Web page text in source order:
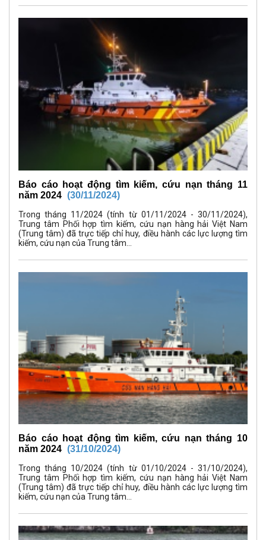
Báo cáo hoạt động tìm kiếm, cứu nạn tháng 11
năm 2024 (30/11/2024)
Trong tháng 11/2024 (tính từ 01/11/2024 - 30/11/2024),
Trung tâm Phối hợp tìm kiếm, cứu nạn hàng hải Việt Nam
(Trung tâm) đã trực tiếp chỉ huy, điều hành các lực lượng tìm
kiếm, cứu nạn của Trung tâm...
Báo cáo hoạt động tìm kiếm, cứu nạn tháng 10
năm 2024 (31/10/2024)
Trong tháng 10/2024 (tính từ 01/10/2024 - 31/10/2024),
Trung tâm Phối hợp tìm kiếm, cứu nạn hàng hải Việt Nam
(Trung tâm) đã trực tiếp chỉ huy, điều hành các lực lượng tìm
kiếm, cứu nạn của Trung tâm...